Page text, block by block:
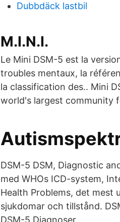
Dubbdäck lastbil
M.I.N.I.
Le Mini DSM-5 est la
troubles mentaux, la
la classification des.. Mini
world's largest community
DSM-5 DSM, Diagnostic
med WHOs ICD-system,
Health Problems, det
sjukdomar och tillstånd.
DSM-5 Diagnoser.